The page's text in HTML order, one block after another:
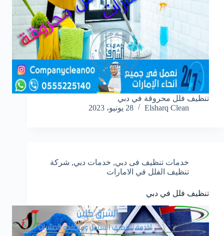
تنظيف فلل محروقة في دبي
Elsharq Clean
28 يونيو، 2023
خدمات تنظيف فى دبي, خدمات دبي, شركة
تنظيف الفلل في الامارات
تنظيف فلل في دبي